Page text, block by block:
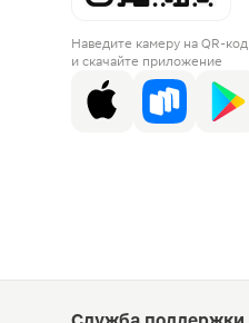
Наведите камеру на QR-код
и скачайте приложение